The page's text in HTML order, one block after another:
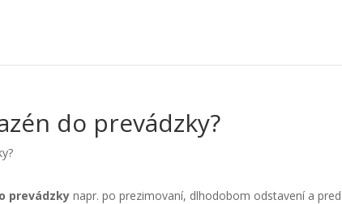
do prevádzky?
prevádzky napr. po prezimovaní, dlhodobom odstavení a